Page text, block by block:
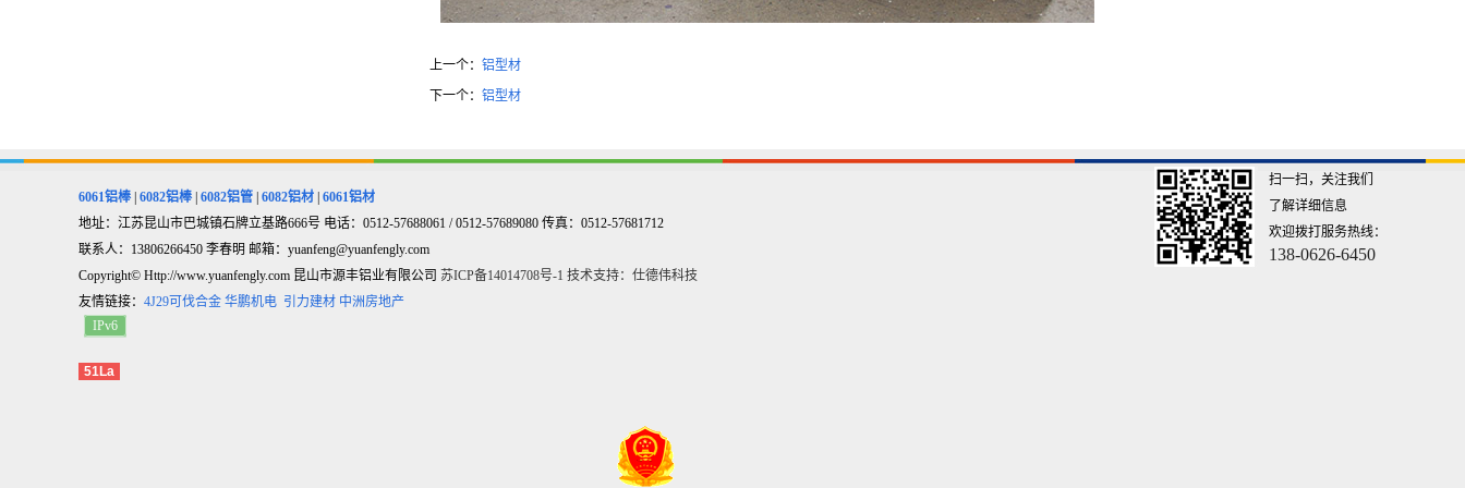
上一个： 铝型材
下一个： 铝型材
6061铝棒| 6082铝棒| 6082铝管 6082铝材 6061铝材
地址：江苏昆山市巴城镇石牌立基路666号 电话：0512-57688061 / 0512-57689080 传真：0512-57681712
联系人：13806266450 李春明 邮箱：yuanfeng@yuanfengly.com
Copyright© Http://www.yuanfengly.com 昆山市源丰铝业有限公司 苏ICP备14014708号-1 技术支持：仕德伟科技
友情链接： 4J29可伐合金 华鹏机电 引力建材 中洲房地产
IPv6
51La
扫一扫，关注我们
了解详细信息
欢迎拨打服务热线：
138-0626-6450